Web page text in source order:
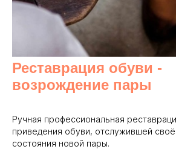
Реставрация обуви -
возрождение пары
Ручная профессиональная
приведения обуви, отслужившей
состояния новой пары.